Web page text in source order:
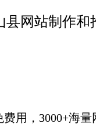
县网站制作和
费用，3000+海